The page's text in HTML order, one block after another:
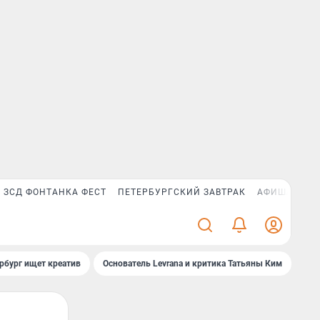
ЗСД ФОНТАНКА ФЕСТ ПЕТЕРБУРГСКИЙ ЗАВТРАК АФИША PLUS
ищет креатив Основатель Levrana и критика Татьяны Ким